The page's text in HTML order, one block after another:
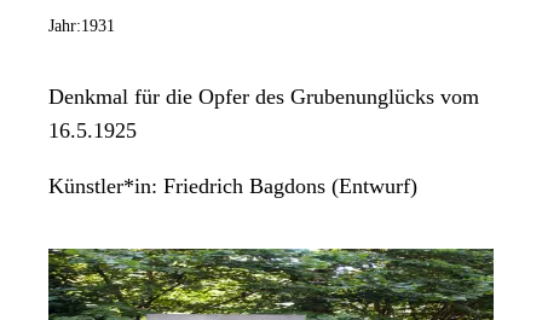
Jahr:1931
Denkmal für die Opfer des Grubenunglücks vom
16.5.1925
Künstler*in: Friedrich Bagdons (Entwurf)